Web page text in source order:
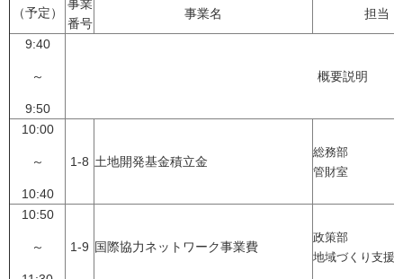
（予定）
事業
番号
事業名 担当
9:40
～
9:50
概要説明
10:00
～
10:40
1-8 土地開発基金積立金
総務部
管財室
10:50
～ 1-9 国際協力ネットワーク事業費
政策部
地域づくり支援